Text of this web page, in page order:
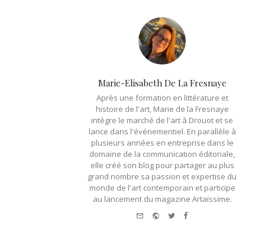
Marie-Elisabeth De La Fresnaye
Après une formation en littérature et
histoire de l'art, Marie de la Fresnaye
intègre le marché de l'art à Drouot et se
lance dans l'événementiel. En parallèle à
plusieurs années en entreprise dans le
domaine de la communication éditoriale,
elle créé son blog pour partager au plus
grand nombre sa passion et expertise du
monde de l'art contemporain et participe
au lancement du magazine Artaïssime.
Website
TwitterFacebook